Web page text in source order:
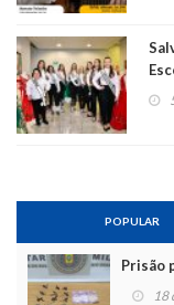
POPULAR
Prisão
18